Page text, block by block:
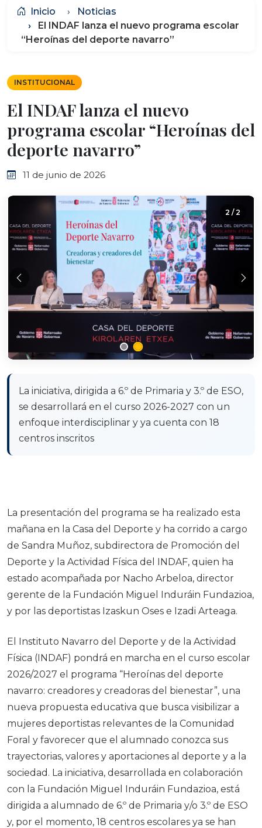
Inicio
Noticias
El INDAF lanza el nuevo programa escolar
“Heroínas del deporte navarro”
INSTITUCIONAL
El INDAF lanza el nuevo
programa escolar “Heroínas del
deporte navarro”
11 de junio de 2026
2 / 2
Anterior
La iniciativa, dirigida a 6.º de Primaria y 3.º de ESO,
se desarrollará en el curso 2026-2027 con un
enfoque interdisciplinar y ya cuenta con 18
centros inscritos
La presentación del programa se ha realizado esta
mañana en la Casa del Deporte y ha corrido a cargo
de Sandra Muñoz, subdirectora de Promoción del
Deporte y la Actividad Física del INDAF, quien ha
estado acompañada por Nacho Arbeloa, director
gerente de la Fundación Miguel Induráin Fundazioa,
y por las deportistas Izaskun Oses e Izadi Arteaga.
El Instituto Navarro del Deporte y de la Actividad
Física (INDAF) pondrá en marcha en el curso escolar
2026/2027 el programa “Heroínas del deporte
navarro: creadores y creadoras del bienestar”, una
nueva propuesta educativa que busca visibilizar a
mujeres deportistas relevantes de la Comunidad
Foral y favorecer que el alumnado conozca sus
trayectorias, valores y aportaciones al deporte y a la
sociedad. La iniciativa, desarrollada en colaboración
con la Fundación Miguel Induráin Fundazioa, está
dirigida a alumnado de 6.º de Primaria y/o 3.º de ESO
y, por el momento, 18 centros escolares ya se han